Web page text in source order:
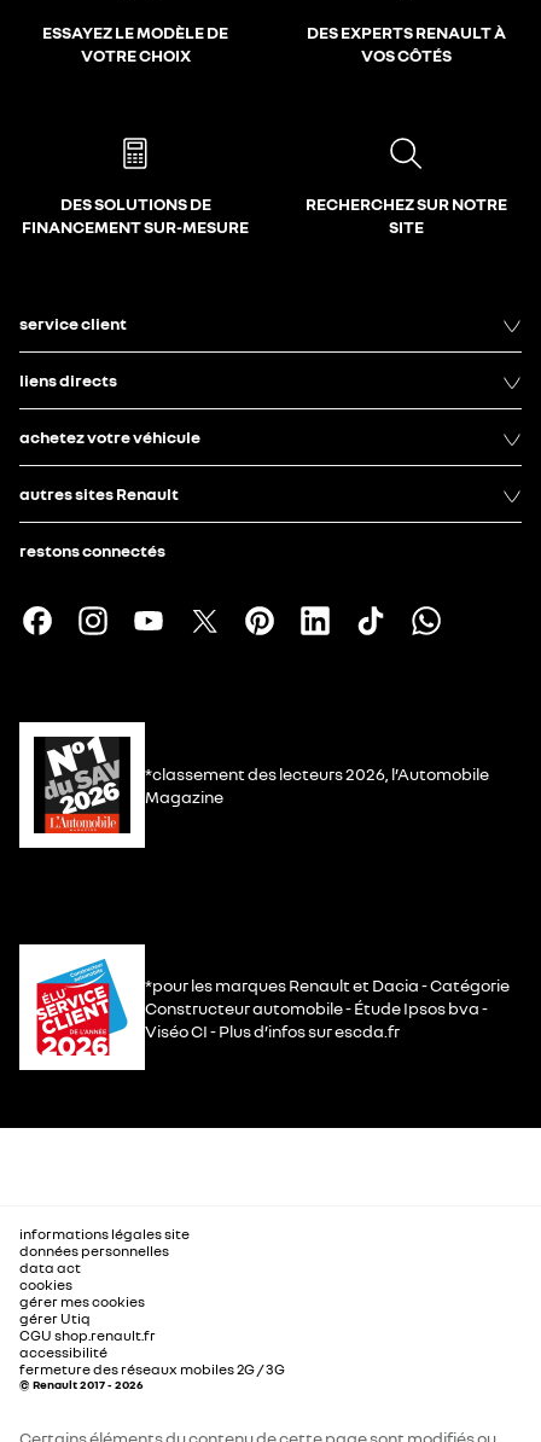
ESSAYEZ LE MODÈLE DE
VOTRE CHOIX
DES EXPERTS RENAULT À
VOS CÔTÉS
DES SOLUTIONS DE
FINANCEMENT SUR-MESURE
RECHERCHEZ SUR NOTRE
SITE
service client
liens directs
achetez votre véhicule
autres sites Renault
restons connectés
*classement des lecteurs 2026, l’Automobile
Magazine
*pour les marques Renault et Dacia - Catégorie
Constructeur automobile - Étude Ipsos bva -
Viséo CI - Plus d’infos sur escda.fr
informations légales site
données personnelles
data act
cookies
gérer mes cookies
gérer Utiq
CGU shop.renault.fr
accessibilité
fermeture des réseaux mobiles 2G / 3G
© Renault 2017 - 2026